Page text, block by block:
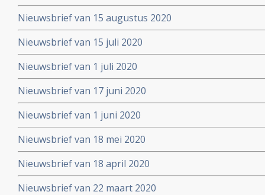
Nieuwsbrief van 15 augustus 2020
Nieuwsbrief van 15 juli 2020
Nieuwsbrief van 1 juli 2020
Nieuwsbrief van 17 juni 2020
Nieuwsbrief van 1 juni 2020
Nieuwsbrief van 18 mei 2020
Nieuwsbrief van 18 april 2020
Nieuwsbrief van 22 maart 2020